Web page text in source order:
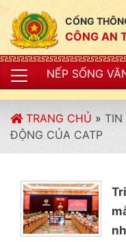
CỔNG
CÔNG AN
SỐNG VĂN HÓA VÌ
TRANG CHỦ » TIN
ĐỘNG CỦA CATP